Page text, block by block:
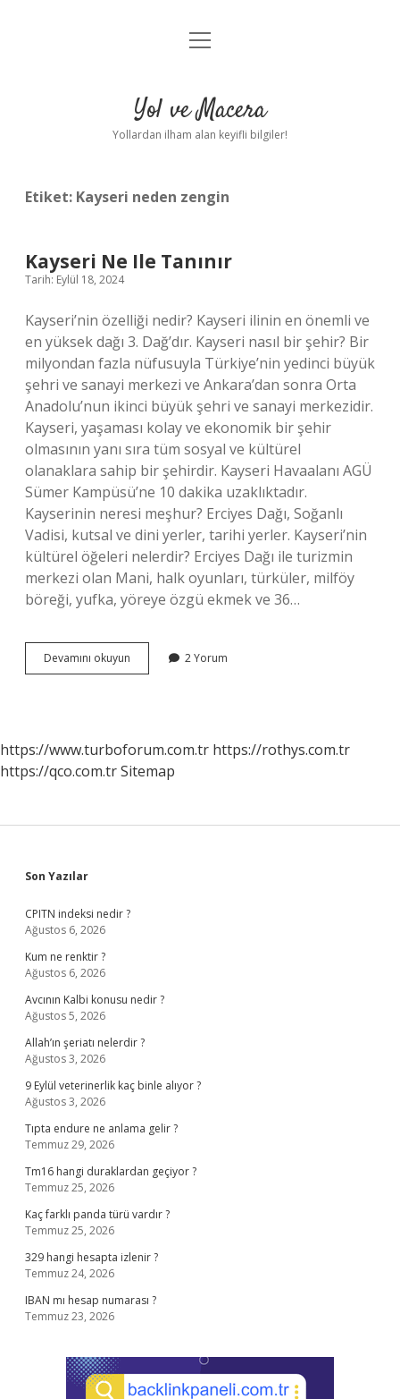
Anasayfa
Yasal Uyarı
menüyü
Yol ve Macera
Yollardan ilham alan keyifli bilgiler!
Etiket: Kayseri neden zengin
Kayseri Ne Ile Tanınır
Tarih: Eylül 18, 2024
Kayseri’nin özelliği nedir? Kayseri ilinin en önemli ve
en yüksek dağı 3. Dağ’dır. Kayseri nasıl bir şehir? Bir
milyondan fazla nüfusuyla Türkiye’nin yedinci büyük
şehri ve sanayi merkezi ve Ankara’dan sonra Orta
Anadolu’nun ikinci büyük şehri ve sanayi merkezidir.
Kayseri, yaşaması kolay ve ekonomik bir şehir
olmasının yanı sıra tüm sosyal ve kültürel
olanaklara sahip bir şehirdir. Kayseri Havaalanı AGÜ
Sümer Kampüsü’ne 10 dakika uzaklıktadır.
Kayserinin neresi meşhur? Erciyes Dağı, Soğanlı
Vadisi, kutsal ve dini yerler, tarihi yerler. Kayseri’nin
kültürel öğeleri nelerdir? Erciyes Dağı ile turizmin
merkezi olan Mani, halk oyunları, türküler, milföy
böreği, yufka, yöreye özgü ekmek ve 36…
Devamını okuyun
Ne
2 Yorum
https://www.turboforum.com.tr https://rothys.com.tr
https://qco.com.trSitemap
Sidebar
Son Yazılar
CPITN indeksi nedir ?
Ağustos 6, 2026
Kum ne renktir ?
Ağustos 6, 2026
Avcının Kalbi konusu nedir ?
Ağustos 5, 2026
Allah’ın şeriatı nelerdir ?
Ağustos 3, 2026
9 Eylül veterinerlik kaç binle alıyor ?
Ağustos 3, 2026
Tıpta endure ne anlama gelir ?
Temmuz 29, 2026
Tm16 hangi duraklardan geçiyor ?
Temmuz 25, 2026
Kaç farklı panda türü vardır ?
Temmuz 25, 2026
329 hangi hesapta izlenir ?
Temmuz 24, 2026
IBAN mı hesap numarası ?
Temmuz 23, 2026